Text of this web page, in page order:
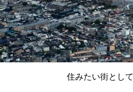
住みたい街とし